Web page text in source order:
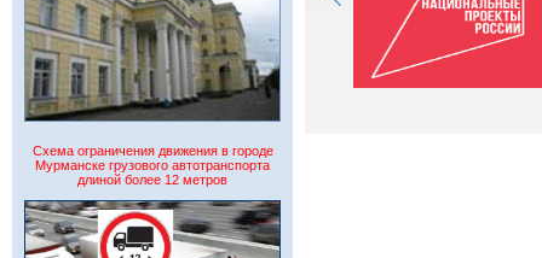
Схема ограничения движения в городе
Мурманске грузового автотранспорта
длиной более 12 метров